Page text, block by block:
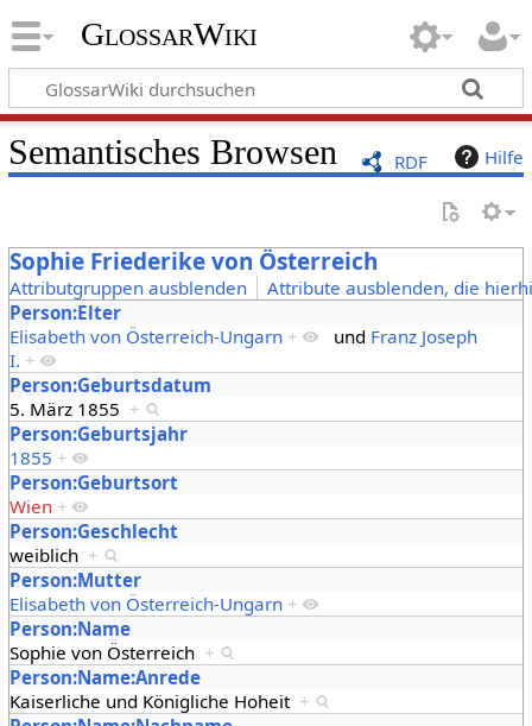
GlossarWiki
RDF Hilfe
Semantisches Browsen
Sophie Friederike von Österreich
Attributgruppen ausblenden
Attribute ausblenden, die
Person:Elter
Elisabeth von Österreich-Ungarn + und Franz Joseph
I. +
Person:Geburtsdatum
5. März 1855 +
Person:Geburtsjahr
1855 +
Person:Geburtsort
Wien +
Person:Geschlecht
weiblich +
Person:Mutter
Elisabeth von Österreich-Ungarn +
Person:Name
Sophie von Österreich +
Person:Name:Anrede
Kaiserliche und Königliche Hoheit +